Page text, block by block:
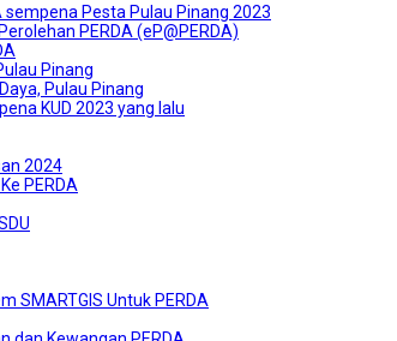
Pesta Pulau Pinang 2023
PERDA (eP@PERDA)
Pinang
Pulau Pinang
KUD 2023 yang lalu
2024
PERDA
SMARTGIS Untuk PERDA